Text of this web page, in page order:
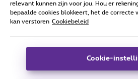
Alle rechten voorbehouden. ©
Algemene voorwaarden,
Deze website is gecreëerd en wordt
Koning Albert II-laan 27 - B-1030
relevant kunnen zijn voor jou. Hou er
bepaalde cookies blokkeert, het de correcte
kan verstoren Cookiebeleid
Cookie-